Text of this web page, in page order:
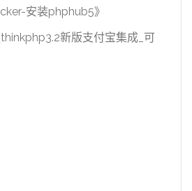
安装phphub5》
thinkphp3.2新版支付宝集成_可